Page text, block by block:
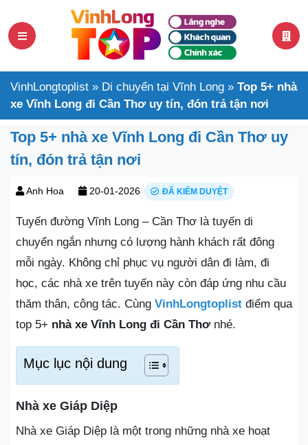
VinhLongtoplist » Di chuyển tại Vĩnh Long » Top 5+ nhà
xe Vĩnh Long đi Cần Thơ uy tín, đón trả tận nơi
Top 5+ nhà xe Vĩnh Long đi Cần Thơ uy
tín, đón trả tận nơi
Anh Hoa 20-01-2026 ĐÃ KIỂM DUYỆT
Tuyến đường Vĩnh Long – Cần Thơ là tuyến di
chuyển ngắn nhưng có lượng hành khách rất đông
mỗi ngày. Không chỉ phục vụ người dân đi làm, đi
học, các nhà xe trên tuyến này còn đáp ứng nhu cầu
thăm thân, công tác. Cùng VinhLongtoplist điểm qua
top 5+ nhà xe Vĩnh Long đi Cần Thơ nhé.
Mục lục nội dung
Nhà xe Giáp Diệp
Nhà xe Giáp Diệp là một trong những nhà xe hoạt